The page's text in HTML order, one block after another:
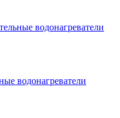
водонагреватели
водонагреватели